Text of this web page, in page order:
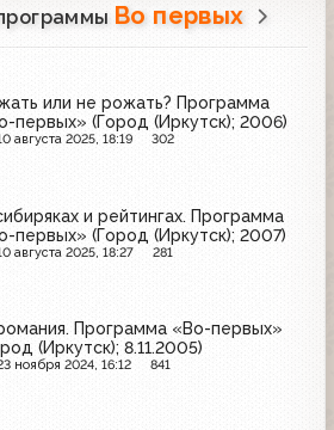
Во первых
или не рожать? Программа
первых» (Город (Иркутск); 2006)
августа 2025, 18:19 302
и рейтингах. Программа
первых» (Город (Иркутск); 2007)
августа 2025, 18:27 281
Программа «Во-первых»
(Иркутск); 8.11.2005)
ноября 2024, 16:12 841